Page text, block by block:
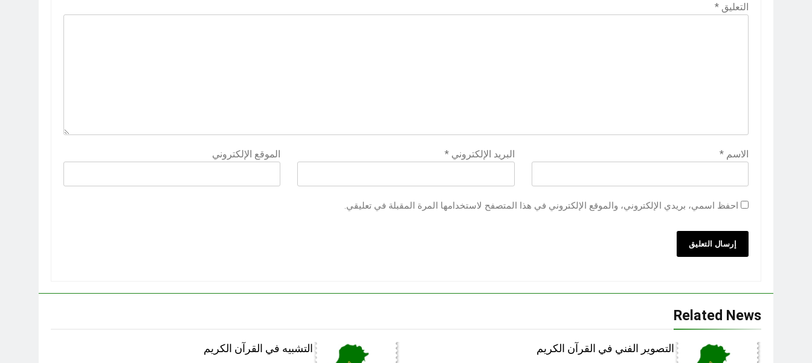
التعليق *
الاسم * البريد الإلكتروني* الموقع الإلكتروني
احفظ اسمي، بريدي الإلكتروني، والموقع الإلكتروني في هذا المتصفح لاستخدامها المرة المقبلة في تعليقي.
Related News
التصوير الفني في القرآن الكريم التشبيه في القرآن الكريم